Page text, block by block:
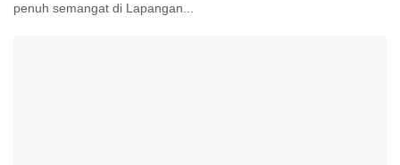
penuh semangat di Lapangan...